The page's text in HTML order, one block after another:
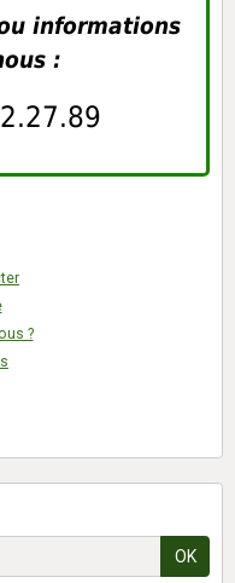
informations
:
?
OK